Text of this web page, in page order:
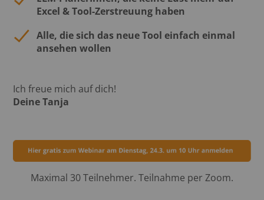
Excel & Tool-Zerstreuung haben
Alle, die sich das neue Tool einfach einmal
ansehen wollen
Ich freue mich auf dich!
Deine Tanja
Maximal 30 Teilnehmer. Teilnahme per Zoom.